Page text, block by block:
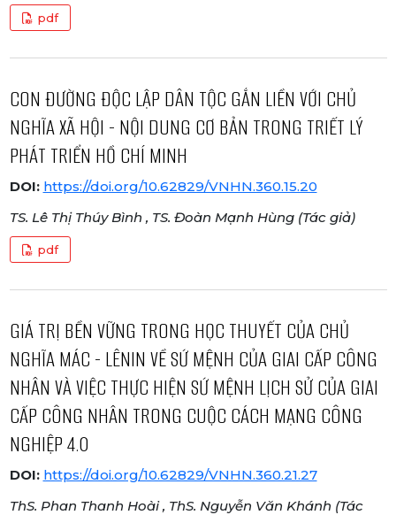
pdf
CON ĐƯỜNG ĐỘC LẬP DÂN TỘC GẮN LIỀN VỚI CHỦ
NGHĨA XÃ HỘI - NỘI DUNG CƠ BẢN TRONG TRIẾT LÝ
PHÁT TRIỂN HỒ CHÍ MINH
DOI: https://doi.org/10.62829/VNHN.360.15.20
TS. Lê Thị Thúy Bình , TS. Đoàn Mạnh Hùng (Tác giả)
pdf
GIÁ TRỊ BỀN VỮNG TRONG HỌC THUYẾT CỦA CHỦ
NGHĨA MÁC - LÊNIN VỀ SỨ MỆNH CỦA GIAI CẤP CÔNG
NHÂN VÀ VIỆC THỰC HIỆN SỨ MỆNH LỊCH SỬ CỦA GIAI
CẤP CÔNG NHÂN TRONG CUỘC CÁCH MẠNG CÔNG
NGHIỆP 4.0
DOI: https://doi.org/10.62829/VNHN.360.21.27
ThS. Phan Thanh Hoài , ThS. Nguyễn Văn Khánh (Tác